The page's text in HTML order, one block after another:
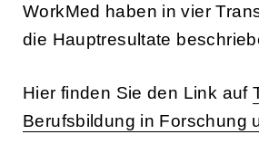
WorkMed haben in vier
die Hauptresultate
Hier finden Sie den Link auf
Berufsbildung in Forschung